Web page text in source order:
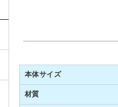
本体サイズ
材質